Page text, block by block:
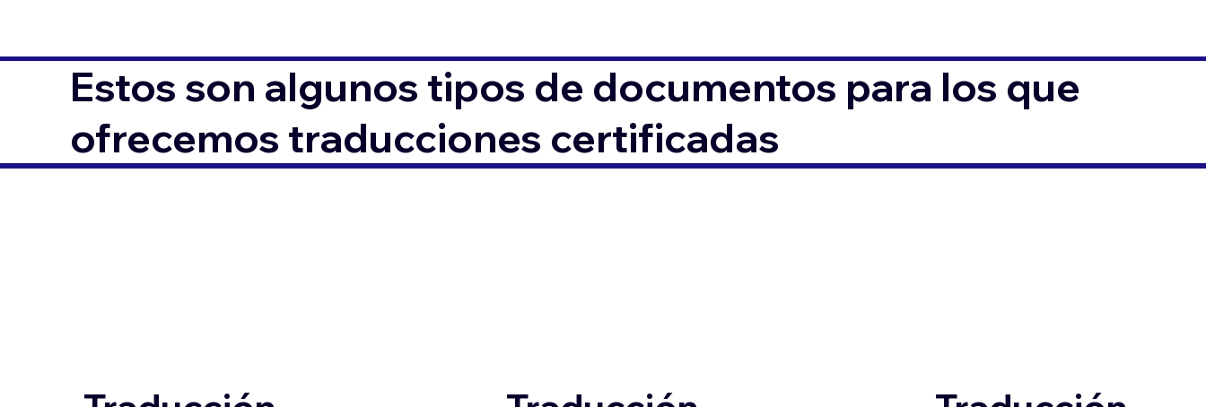
Estos son algunos tipos de documentos para los que
ofrecemos traducciones certificadas